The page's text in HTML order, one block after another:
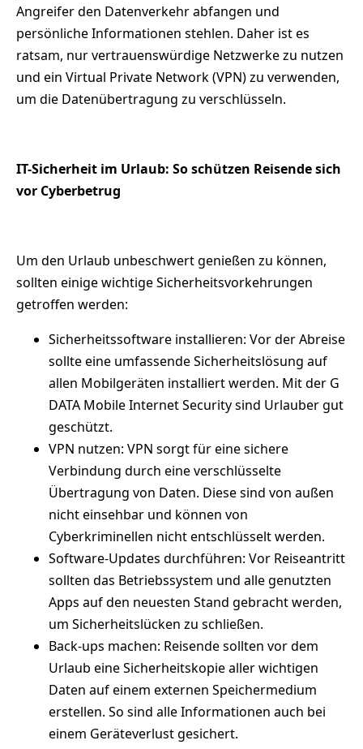
Angreifer den Datenverkehr abfangen und
persönliche Informationen stehlen. Daher ist es
ratsam, nur vertrauenswürdige Netzwerke zu nutzen
und ein Virtual Private Network (VPN) zu verwenden,
um die Datenübertragung zu verschlüsseln.
IT-Sicherheit im Urlaub: So schützen Reisende sich
vor Cyberbetrug
Um den Urlaub unbeschwert genießen zu können,
sollten einige wichtige Sicherheitsvorkehrungen
getroffen werden:
Sicherheitssoftware installieren: Vor der Abreise
sollte eine umfassende Sicherheitslösung auf
allen Mobilgeräten installiert werden. Mit der G
DATA Mobile Internet Security sind Urlauber gut
geschützt.
VPN nutzen: VPN sorgt für eine sichere
Verbindung durch eine verschlüsselte
Übertragung von Daten. Diese sind von außen
nicht einsehbar und können von
Cyberkriminellen nicht entschlüsselt werden.
Software-Updates durchführen: Vor Reiseantritt
sollten das Betriebssystem und alle genutzten
Apps auf den neuesten Stand gebracht werden,
um Sicherheitslücken zu schließen.
Back-ups machen: Reisende sollten vor dem
Urlaub eine Sicherheitskopie aller wichtigen
Daten auf einem externen Speichermedium
erstellen. So sind alle Informationen auch bei
einem Geräteverlust gesichert.